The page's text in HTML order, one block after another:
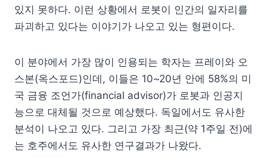
있지 못하다. 이런 상황에서 로봇이 인간의 일자리를
파괴하고 있다는 이야기가 나오고 있는 형편이다.
이 분야에서 가장 많이 인용되는 학자는 프레이와 오
스본(옥스포드)인데, 이들은 10~20년 안에 58%의 미
국 금융 조언가(financial advisor)가 로봇과 인공지
능으로 대체될 것으로 예상했다. 독일에서도 유사한
분석이 나오고 있다. 그리고 가장 최근(약 1주일 전)에
는 호주에서도 유사한 연구결과가 나왔다.